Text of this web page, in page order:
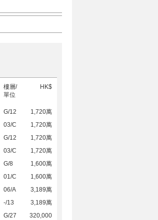
樓層/
單位
HK$
G/12
1,720萬
03/C
1,720萬
G/12
1,720萬
03/C
1,720萬
G/8
1,600萬
01/C
1,600萬
06/A
3,189萬
-/13
3,189萬
G/27 320,000